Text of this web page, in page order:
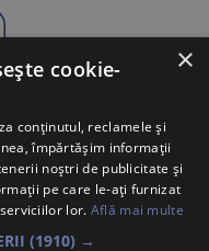
și promoții la mărcile
×
cookie-
conținutul, reclamele și
împărtășim informații
noștri de publicitate și
pe care le-ați furnizat
lor. Află mai multe
(1910) →